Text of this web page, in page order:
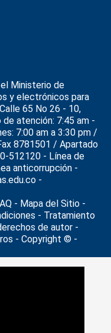
Educación y Servicios
Ministerio de
y electrónicos para
65 No 26 - 10,
de atención: 7:45 am -
7:00 am a 3:30 pm /
8781501 / Apartado
512120 - Línea de
anticorrupción -
-
- Mapa del Sitio -
- Tratamiento
de autor -
- Copyright © -